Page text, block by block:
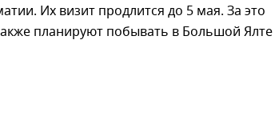
Их визит продлится до 5 мая. За это
планируют побывать в Большой Ялте